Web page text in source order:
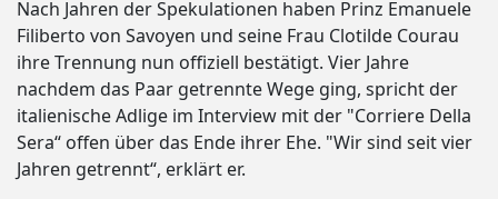
Nach Jahren der Spekulationen haben Prinz Emanuele
Filiberto von Savoyen und seine Frau Clotilde Courau
ihre Trennung nun offiziell bestätigt. Vier Jahre
nachdem das Paar getrennte Wege ging, spricht der
italienische Adlige im Interview mit der "Corriere Della
Sera“ offen über das Ende ihrer Ehe. "Wir sind seit vier
Jahren getrennt“, erklärt er.